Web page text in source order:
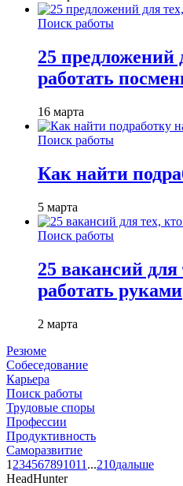
Поиск работы
25 предложений
работать
16 марта
Поиск работы
Как найти
5 марта
Поиск работы
25 вакансий для
работать руками
2 марта
Резюме
Собеседование
Карьера
Поиск работы
Трудовые споры
Профессии
Продуктивность
Саморазвитие
1 234567891011 ...210дальше
HeadHunter